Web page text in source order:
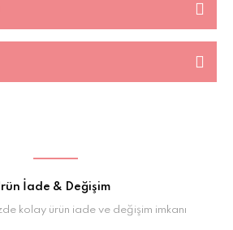
İade & Değişim
kolay ürün iade ve değişim imkanı